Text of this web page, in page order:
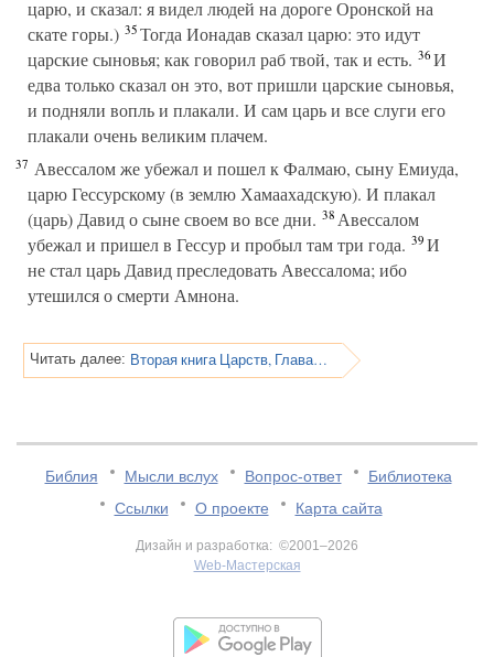
царю, и сказал: я видел людей на дороге Оронской на
скате горы.) 35Тогда Ионадав сказал царю: это идут
царские сыновья; как говорил раб твой, так и есть. 36И
едва только сказал он это, вот пришли царские сыновья,
и подняли вопль и плакали. И сам царь и все слуги его
плакали очень великим плачем.
37 Авессалом же убежал и пошел к Фалмаю, сыну Емиуда,
царю Гессурскому (в землю Хамаахадскую). И плакал
(царь) Давид о сыне своем во все дни. 38Авессалом
убежал и пришел в Гессур и пробыл там три года. 39И
не стал царь Давид преследовать Авессалома; ибо
утешился о смерти Амнона.
Читать далее: Вторая книга Царств, Глава 14
Библия Мысли вслух Вопрос-ответ
Библиотека
Ссылки
О проекте Карта сайта
Дизайн и разработка: ©2001–2026
Web-Мастерская